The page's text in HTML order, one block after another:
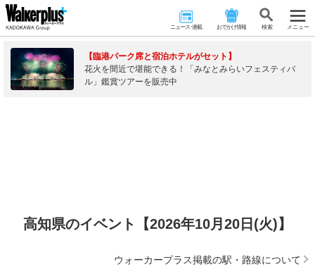
ニュース･連載 おでかけ情報 検 索 メニュー
【臨港パーク席と宿泊ホテルがセット】
花火を間近で堪能できる！「みなとみらいフェスティバ
ル」鑑賞ツアーを販売中
高知県のイベント【2026年10月20日(火)】
ウォーカープラス掲載の駅・路線について